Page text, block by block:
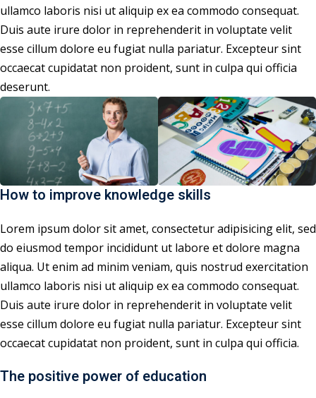
ullamco laboris nisi ut aliquip ex ea commodo consequat.
Duis aute irure dolor in reprehenderit in voluptate velit
esse cillum dolore eu fugiat nulla pariatur. Excepteur sint
occaecat cupidatat non proident, sunt in culpa qui officia
deserunt.
How to improve knowledge skills
Lorem ipsum dolor sit amet, consectetur adipisicing elit, sed
do eiusmod tempor incididunt ut labore et dolore magna
aliqua. Ut enim ad minim veniam, quis nostrud exercitation
ullamco laboris nisi ut aliquip ex ea commodo consequat.
Duis aute irure dolor in reprehenderit in voluptate velit
esse cillum dolore eu fugiat nulla pariatur. Excepteur sint
occaecat cupidatat non proident, sunt in culpa qui officia.
The positive power of education